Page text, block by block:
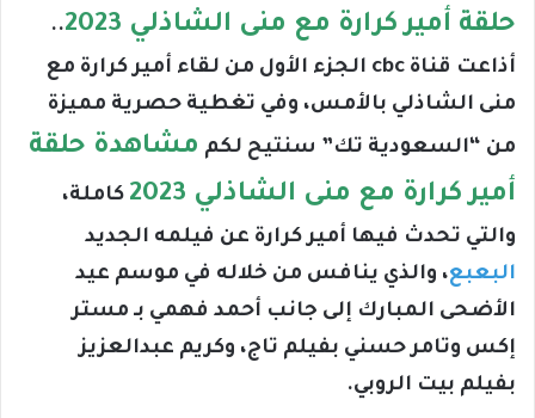
حلقة أمير كرارة مع منى الشاذلي 2023
..
أذاعت قناة cbc الجزء الأول من لقاء أمير كرارة مع
منى الشاذلي بالأمس، وفي تغطية حصرية مميزة
من “السعودية تك” سنتيح لكم مشاهدة حلقة
أمير كرارة مع منى الشاذلي 2023
كاملة،
والتي تحدث فيها أمير كرارة عن فيلمه الجديد
البعبع، والذي ينافس من خلاله في موسم عيد
الأضحى المبارك إلى جانب أحمد فهمي بـ مستر
إكس وتامر حسني بفيلم تاج، وكريم عبدالعزيز
بفيلم بيت الروبي.